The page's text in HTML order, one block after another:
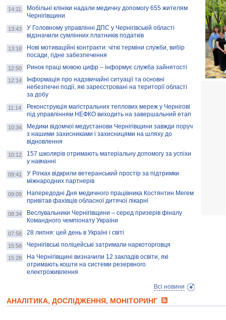
14:11
Мобільні клініки надали медичну допомогу 655 жителям
Чернігівщини
13:43
У Головному управлінні ДПС у Чернігівській області
відзначили сумлінних платників податків
13:18
Нові мотиваційні контракти: чіткі терміни служби, вибір
посади, гідне забезпечення
12:50 Ринок праці мовою цифр – інформує служба зайнятості
12:14
Інформація про надзвичайні ситуації та основні
небезпечні події, які зареєстровані на території області
за добу
11:14
Реконструкція магістральних теплових мереж у Чернігові
під управлінням НЕФКО виходить на завершальний етап
10:34
Медики відомчої медустанови Чернігівщини завжди поруч
з нашими захисниками і захисницями на шляху до
відновлення
10:12
157 школярів отримають матеріальну допомогу за успіхи
у навчанні
09:41
У Ріпках відкрили ветеранський простір за підтримки
міжнародних партнерів
09:09
Напередодні Дня медичного працівника Костянтин Мегем
привітав фахівців обласної дитячої лікарні
08:34
Веслувальники Чернігівщини – серед призерів фіналу
Командного чемпіонату України
07:58 28 липня: цей день в Україні і світі
15:58 Чернігівські поліцейські затримали наркоторговця
15:28
На Чернігівщині визначили 12 закладів освіти, які
отримають кошти на системи резервного
електроживлення
Всі новини
АНАЛІТИКА, ДОСЛІДЖЕННЯ, МОНІТОРИНГ